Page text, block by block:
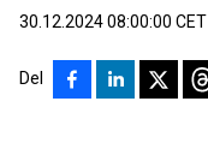
30.12.2024 08:00:00 CET
Del